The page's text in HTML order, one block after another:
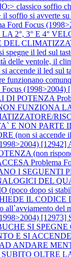
classico soffio
soffio si avverte
Ford Focus
2°, 3° E 4°
il led sul
delle ventole, il
accende il led sul
funzionano
Focus (1998>2004)
DI POTENZA
FUNZIONA
E NON PARTE
(non si accende il
(non
Problema
I SEGUENTI
DEL
dopo si
IL CODICE
all`avviamento del
SI SPEGNE
E SI ACCENDE
ANDARE
OLTRE